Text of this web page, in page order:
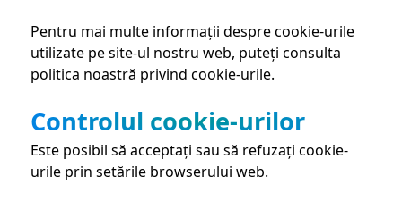
Pentru mai multe informații despre cookie-urile
utilizate pe site-ul nostru web, puteți consulta
politica noastră privind cookie-urile.
Controlul cookie-urilor
Este posibil să acceptați sau să refuzați cookie-
urile prin setările browserului web.